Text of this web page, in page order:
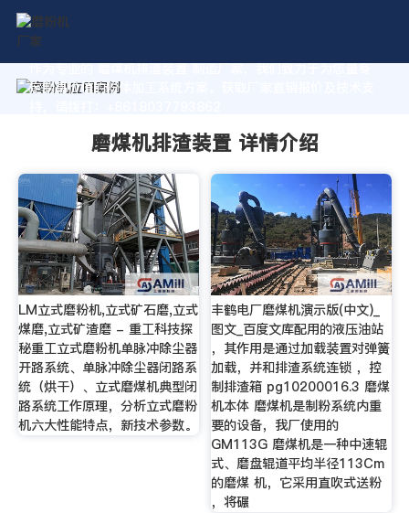
作为专业的 磨煤机排渣装置 制造厂家，我们致力于为您量身
定制高价值的粉体加工系统方案。获取厂家直销报价及技术支
磨煤机排渣装置 详情介绍
LM立式磨粉机,立式矿石磨,立式
煤磨,立式矿渣磨 - 重工科技探
秘重工立式磨粉机单脉冲除尘器
开路系统、单脉冲除尘器闭路系
统（烘干）、立式磨煤机典型闭
路系统工作原理，分析立式磨粉
机六大性能特点，新技术参数。
丰鹤电厂磨煤机演示版(中文)_
图文_百度文库配用的液压油站
，其作用是通过加载装置对弹簧
加载，并和排渣系统连锁 ，控
制排渣箱 pg10200016.3 磨煤
机本体 磨煤机是制粉系统内重
要的设备，我厂使用的
GM113G 磨煤机是一种中速辊
式、磨盘辊道平均半径113Cm
的磨煤 机，它采用直吹式送粉
，将碾